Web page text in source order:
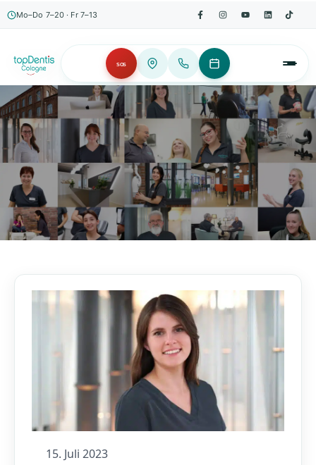
Mo–Do 7–20 · Fr 7–13
SOS
Unser Blog
15. Juli 2023